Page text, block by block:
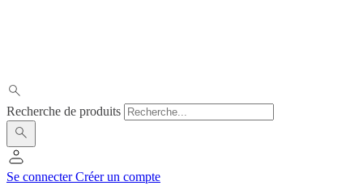
Recherche de produits
Se connecterCréer un compte